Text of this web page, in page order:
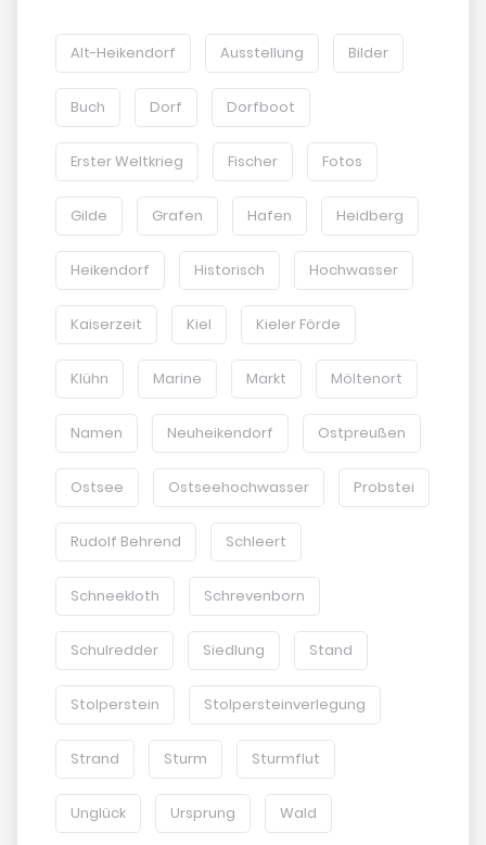
Alt-Heikendorf Ausstellung Bilder
Buch Dorf Dorfboot
Erster Weltkrieg Fischer Fotos
Gilde Grafen Hafen Heidberg
Heikendorf Historisch Hochwasser
Kaiserzeit Kiel Kieler Förde
Klühn Marine Markt Möltenort
Namen Neuheikendorf Ostpreußen
Ostsee Ostseehochwasser Probstei
Rudolf Behrend Schleert
Schneekloth Schrevenborn
Schulredder Siedlung Stand
Stolperstein Stolpersteinverlegung
Strand Sturm Sturmflut
Unglück Ursprung Wald